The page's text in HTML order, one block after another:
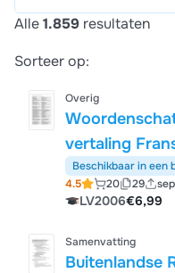
Alle1.859 resultaten
Sorteer op:
Overig
vertaling
Beschikbaar in een
4.5
20 29
LV2006€6,99
Samenvatting
Buitenlandse